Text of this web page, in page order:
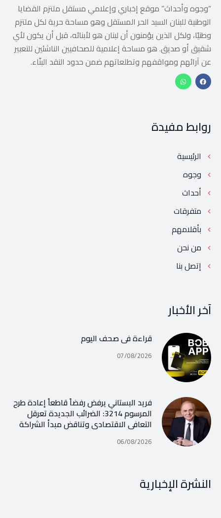
“وجوه وأحداث” موقع إخباري وإعلامي مستقل ملتزم القضايا
الوطنية للبنان السيد الحر المستقل وهو مساحة حرية لكل ملتزم
وطنيًا، ولكل الذين يؤمنون أن لبنان هو لأبنائه، قبل أن يكون لأي
شقيق أو صديق. هو مساحة إعلامية للصحافيين الناشئين للتعبير
عن آرائهم ومواقفهم وتطلعاتهم ضمن حدود النقد البنّاء.
روابط مفيدة
الرئيسية
وجوه
أحداث
متفرقات
بأقلامهم
من نحن
إتصل بنا
آخر الأخبار
قراءة في صحف اليوم
07/08/2026
فريد البستاني يرفض رفضاً قاطعاً إعادة طرح
المرسوم 3214: الضرائب الجديدة تعرقل
التعافي الاقتصادي وتناقض مبدأ الشراكة
06/08/2026
النشرة الإخبارية